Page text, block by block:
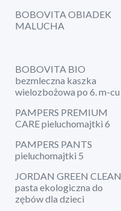
BOBOVITA OBIADEK
MALUCHA
BOBOVITA BIO
bezmleczna kaszka
wielozbożowa po 6. m-cu
PAMPERS PREMIUM
CARE pieluchomajtki 6
PAMPERS PANTS
pieluchomajtki 5
JORDAN GREEN CLEAN
pasta ekologiczna do
zębów dla dzieci